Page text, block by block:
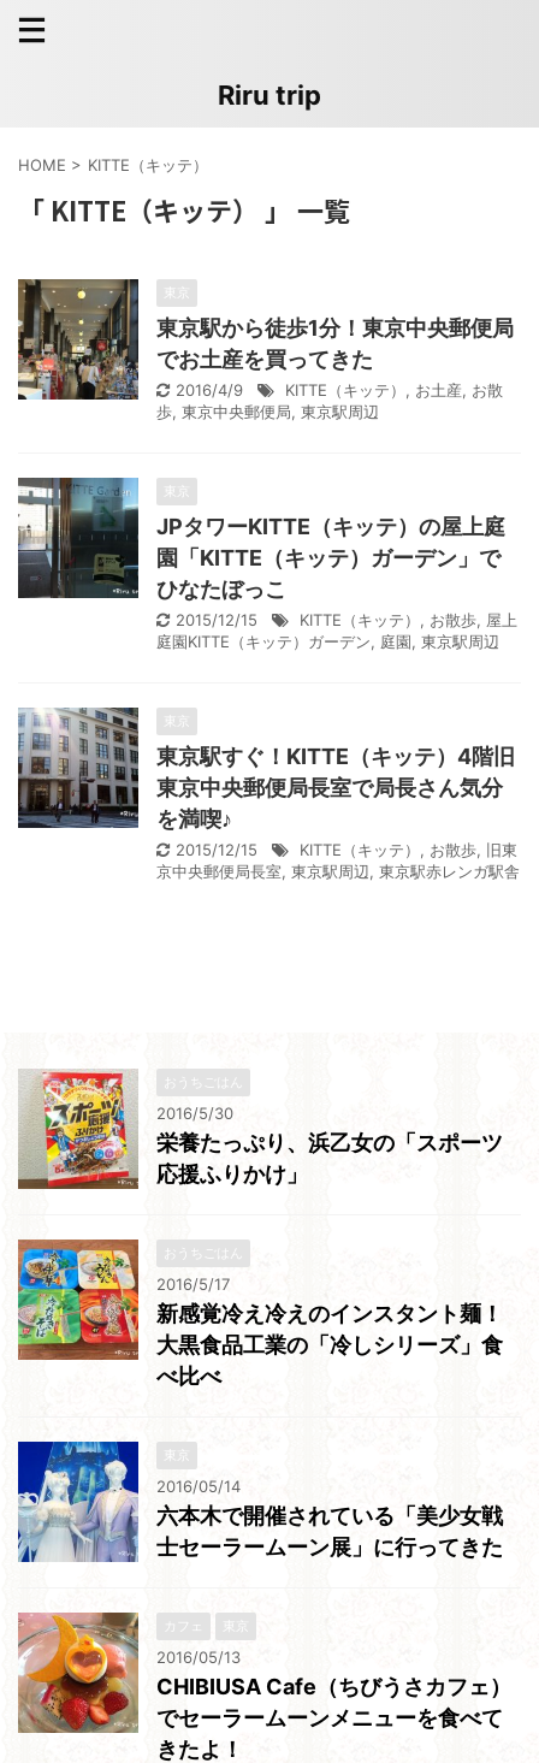
Riru trip
HOME > KITTE（キッテ）
「 KITTE（キッテ） 」 一覧
東京
東京駅から徒歩1分！東京中央郵便局
でお土産を買ってきた
2016/4/9 KITTE（キッテ） , お土産, お散
歩, 東京中央郵便局, 東京駅周辺
東京
JPタワーKITTE（キッテ）の屋上庭
園「KITTE（キッテ）ガーデン」で
ひなたぼっこ
2015/12/15 KITTE（キッテ） , お散歩, 屋上
庭園KITTE（キッテ）ガーデン, 庭園, 東京駅周辺
東京
東京駅すぐ！KITTE（キッテ）4階旧
東京中央郵便局長室で局長さん気分
を満喫♪
2015/12/15 KITTE（キッテ） , お散歩, 旧東
京中央郵便局長室, 東京駅周辺, 東京駅赤レンガ駅舎
おうちごはん
2016/5/30
栄養たっぷり、浜乙女の「スポーツ
応援ふりかけ」
おうちごはん
2016/5/17
新感覚冷え冷えのインスタント麺！
大黒食品工業の「冷しシリーズ」食
べ比べ
東京
2016/05/14
六本木で開催されている「美少女戦
士セーラームーン展」に行ってきた
カフェ 東京
2016/05/13
CHIBIUSA Cafe（ちびうさカフェ）
でセーラームーンメニューを食べて
きたよ！